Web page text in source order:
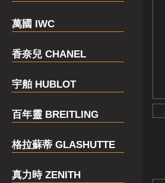
萬國 IWC
香奈兒 CHANEL
宇舶 HUBLOT
百年靈 BREITLING
格拉蘇蒂 GLASHUTTE
真力時 ZENITH